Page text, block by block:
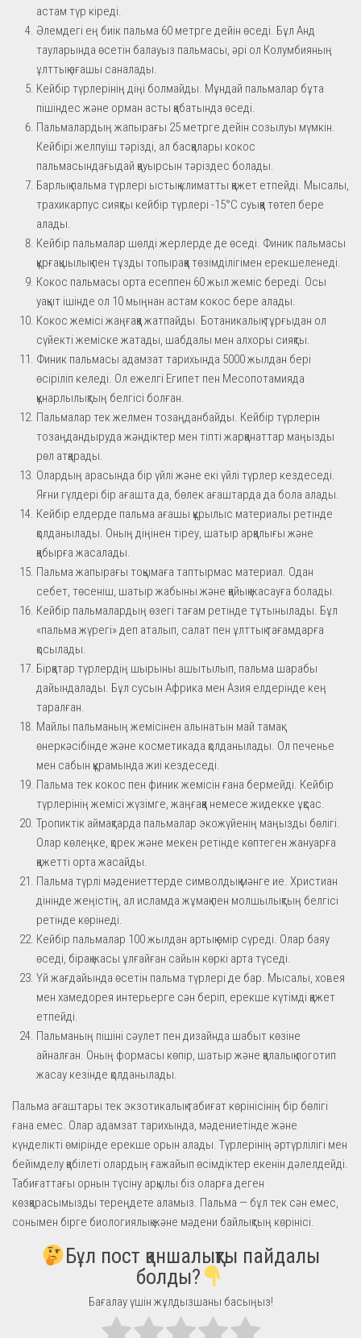
астам түр кіреді.
Әлемдегі ең биік пальма 60 метрге дейін өседі. Бұл Анд
тауларында өсетін балауыз пальмасы, әрі ол Колумбияның
ұлттық ағашы саналады.
Кейбір түрлерінің діңі болмайды. Мұндай пальмалар бұта
пішіндес және орман асты қабатында өседі.
Пальмалардың жапырағы 25 метрге дейін созылуы мүмкін.
Кейбірі желпуіш тәрізді, ал басқалары кокос
пальмасындағыдай қауырсын тәріздес болады.
Барлық пальма түрлері ыстық климатты қажет етпейді. Мысалы,
трахикарпус сияқты кейбір түрлері -15°C суыққа төтеп бере
алады.
Кейбір пальмалар шөлді жерлерде де өседі. Финик пальмасы
құрғақшылық пен тұзды топыраққа төзімділігімен ерекшеленеді.
Кокос пальмасы орта есеппен 60 жыл жеміс береді. Осы
уақыт ішінде ол 10 мыңнан астам кокос бере алады.
Кокос жемісі жаңғаққа жатпайды. Ботаникалық тұрғыдан ол
сүйекті жеміске жатады, шабдалы мен алхоры сияқты.
Финик пальмасы адамзат тарихында 5000 жылдан бері
өсіріліп келеді. Ол ежелгі Египет пен Месопотамияда
құнарлылықтың белгісі болған.
Пальмалар тек желмен тозаңданбайды. Кейбір түрлерін
тозаңдандыруда жәндіктер мен тіпті жарқанаттар маңызды
рөл атқарады.
Олардың арасында бір үйлі және екі үйлі түрлер кездеседі.
Яғни гүлдері бір ағашта да, бөлек ағаштарда да бола алады.
Кейбір елдерде пальма ағашы құрылыс материалы ретінде
қолданылады. Оның діңінен тіреу, шатыр арқалығы және
қабырға жасалады.
Пальма жапырағы тоқымаға таптырмас материал. Одан
себет, төсеніш, шатыр жабыны және қайық жасауға болады.
Кейбір пальмалардың өзегі тағам ретінде тұтынылады. Бұл
«пальма жүрегі» деп аталып, салат пен ұлттық тағамдарға
қосылады.
Бірқатар түрлердің шырыны ашытылып, пальма шарабы
дайындалады. Бұл сусын Африка мен Азия елдерінде кең
таралған.
Майлы пальманың жемісінен алынатын май тамақ
өнеркәсібінде және косметикада қолданылады. Ол печенье
мен сабын құрамында жиі кездеседі.
Пальма тек кокос пен финик жемісін ғана бермейді. Кейбір
түрлерінің жемісі жүзімге, жаңғаққа немесе жидекке ұқсас.
Тропиктік аймақтарда пальмалар экожүйенің маңызды бөлігі.
Олар көлеңке, қорек және мекен ретінде көптеген жануарға
қажетті орта жасайды.
Пальма түрлі мәдениеттерде символдық мәнге ие. Христиан
дінінде жеңістің, ал исламда жұмақ пен молшылықтың белгісі
ретінде көрінеді.
Кейбір пальмалар 100 жылдан артық өмір сүреді. Олар баяу
өседі, бірақ жасы ұлғайған сайын көркі арта түседі.
Үй жағдайында өсетін пальма түрлері де бар. Мысалы, ховея
мен хамедорея интерьерге сән беріп, ерекше күтімді қажет
етпейді.
Пальманың пішіні сәулет пен дизайнда шабыт көзіне
айналған. Оның формасы көпір, шатыр және қалалық логотип
жасау кезінде қолданылады.
Пальма ағаштары тек экзотикалық табиғат көрінісінің бір бөлігі
ғана емес. Олар адамзат тарихында, мәдениетінде және
күнделікті өмірінде ерекше орын алады. Түрлерінің әртүрлілігі мен
бейімделу қабілеті олардың ғажайып өсімдіктер екенін дәлелдейді.
Табиғаттағы орнын түсіну арқылы біз оларға деген
көзқарасымызды тереңдете аламыз. Пальма — бұл тек сән емес,
сонымен бірге биологиялық және мәдени байлықтың көрінісі.
Бұл пост қаншалықты пайдалы
болды?
Бағалау үшін жұлдызшаны басыңыз!